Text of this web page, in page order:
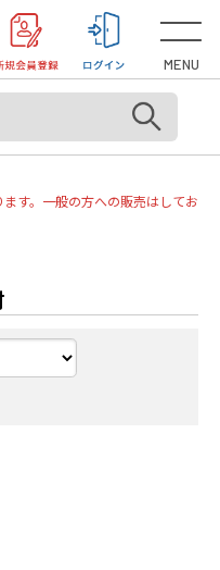
変更のご案内
MENU
。一般の方への販売はしてお